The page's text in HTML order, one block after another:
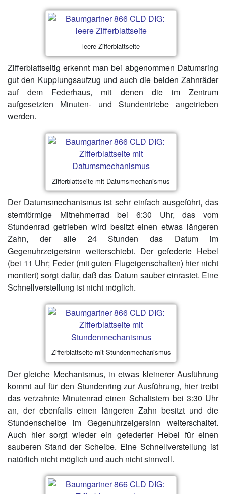
leere Zifferblattseite
Zifferblattseitig erkennt man bei abgenommen Datumsring
gut den Kupplungsaufzug und auch die beiden Zahnräder
auf dem Federhaus, mit denen die im Zentrum
aufgesetzten Minuten- und Stundentriebe angetrieben
werden.
Zifferblattseite mit Datumsmechanismus
Der Datumsmechanismus ist sehr einfach ausgeführt, das
sternförmige Mitnehmerrad bei 6:30 Uhr, das vom
Stundenrad getrieben wird besitzt einen etwas längeren
Zahn, der alle 24 Stunden das Datum im
Gegenuhrzeigersinn weiterschiebt. Der gefederte Hebel
(bei 11 Uhr; Feder (mit guten Flugeigenschaften) hier nicht
montiert) sorgt dafür, daß das Datum sauber einrastet. Eine
Schnellverstellung ist nicht möglich.
Zifferblattseite mit Stundenmechanismus
Der gleiche Mechanismus, in etwas kleinerer Ausführung
kommt auf für den Stundenring zur Ausführung, hier treibt
das verzahnte Minutenrad einen Schaltstern bei 3:30 Uhr
an, der ebenfalls einen längeren Zahn besitzt und die
Stundenscheibe im Gegenuhrzeigersinn weiterschaltet.
Auch hier sorgt wieder ein gefederter Hebel für einen
sauberen Stand der Scheibe. Eine Schnellverstellung ist
natürlich nicht möglich und auch nicht sinnvoll.